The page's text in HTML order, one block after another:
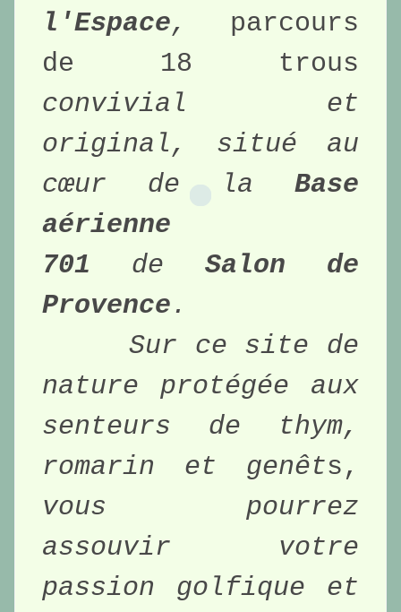
l'Espace, parcours
convivial et
original, situé au
cœur de la Base
aérienne
701 de Salon de
Provence.
Sur ce site de
nature protégée aux
senteurs de thym,
romarin et genêts,
vous pourrez
assouvir votre
passion golfique et